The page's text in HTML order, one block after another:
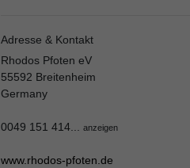
Adresse & Kontakt
Rhodos Pfoten eV
55592 Breitenheim
Germany
0049 151 414... anzeigen
www.rhodos-pfoten.de